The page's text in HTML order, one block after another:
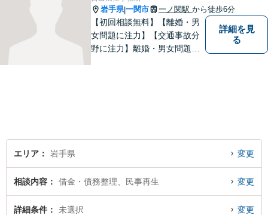
岩手県|一関市 一ノ関駅 から徒歩6分
【初回相談無料】【離婚・男
女問題に注力】【交通事故分
野に注力】離婚・男女問題、
詳細を見
る
エリア 岩手県 変更
相談内容 借金・債務整理、民事再生 変更
詳細条件 未選択 変更